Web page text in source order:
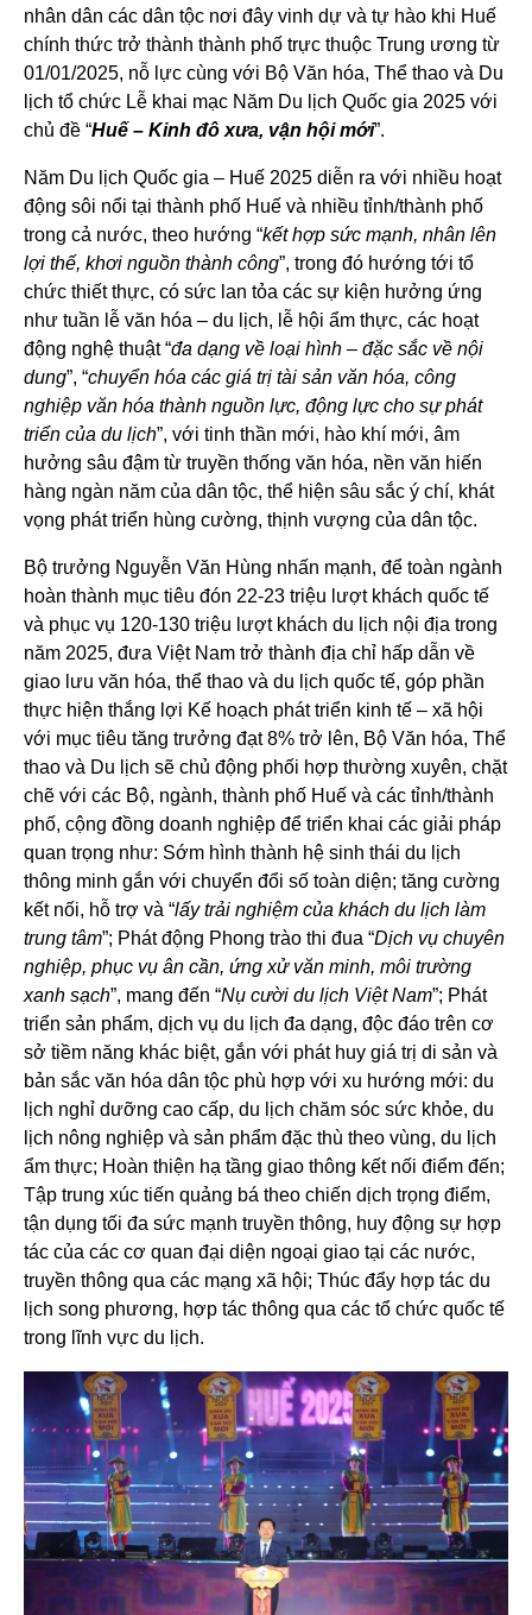
nhân dân các dân tộc nơi đây vinh dự và tự hào khi Huế
chính thức trở thành thành phố trực thuộc Trung ương từ
01/01/2025, nỗ lực cùng với Bộ Văn hóa, Thể thao và Du
lịch tổ chức Lễ khai mạc Năm Du lịch Quốc gia 2025 với
chủ đề “Huế – Kinh đô xưa, vận hội mới”.
Năm Du lịch Quốc gia – Huế 2025 diễn ra với nhiều hoạt
động sôi nổi tại thành phố Huế và nhiều tỉnh/thành phố
trong cả nước, theo hướng “kết hợp sức mạnh, nhân lên
lợi thế, khơi nguồn thành công”, trong đó hướng tới tổ
chức thiết thực, có sức lan tỏa các sự kiện hưởng ứng
như tuần lễ văn hóa – du lịch, lễ hội ẩm thực, các hoạt
động nghệ thuật “đa dạng về loại hình – đặc sắc về nội
dung”, “chuyển hóa các giá trị tài sản văn hóa, công
nghiệp văn hóa thành nguồn lực, động lực cho sự phát
triển của du lịch”, với tinh thần mới, hào khí mới, âm
hưởng sâu đậm từ truyền thống văn hóa, nền văn hiến
hàng ngàn năm của dân tộc, thể hiện sâu sắc ý chí, khát
vọng phát triển hùng cường, thịnh vượng của dân tộc.
Bộ trưởng Nguyễn Văn Hùng nhấn mạnh, để toàn ngành
hoàn thành mục tiêu đón 22-23 triệu lượt khách quốc tế
và phục vụ 120-130 triệu lượt khách du lịch nội địa trong
năm 2025, đưa Việt Nam trở thành địa chỉ hấp dẫn về
giao lưu văn hóa, thể thao và du lịch quốc tế, góp phần
thực hiện thắng lợi Kế hoạch phát triển kinh tế – xã hội
với mục tiêu tăng trưởng đạt 8% trở lên, Bộ Văn hóa, Thể
thao và Du lịch sẽ chủ động phối hợp thường xuyên, chặt
chẽ với các Bộ, ngành, thành phố Huế và các tỉnh/thành
phố, cộng đồng doanh nghiệp để triển khai các giải pháp
quan trọng như: Sớm hình thành hệ sinh thái du lịch
thông minh gắn với chuyển đổi số toàn diện; tăng cường
kết nối, hỗ trợ và “lấy trải nghiệm của khách du lịch làm
trung tâm”; Phát động Phong trào thi đua “Dịch vụ chuyên
nghiệp, phục vụ ân cần, ứng xử văn minh, môi trường
xanh sạch”, mang đến “Nụ cười du lịch Việt Nam”; Phát
triển sản phẩm, dịch vụ du lịch đa dạng, độc đáo trên cơ
sở tiềm năng khác biệt, gắn với phát huy giá trị di sản và
bản sắc văn hóa dân tộc phù hợp với xu hướng mới: du
lịch nghỉ dưỡng cao cấp, du lịch chăm sóc sức khỏe, du
lịch nông nghiệp và sản phẩm đặc thù theo vùng, du lịch
ẩm thực; Hoàn thiện hạ tầng giao thông kết nối điểm đến;
Tập trung xúc tiến quảng bá theo chiến dịch trọng điểm,
tận dụng tối đa sức mạnh truyền thông, huy động sự hợp
tác của các cơ quan đại diện ngoại giao tại các nước,
truyền thông qua các mạng xã hội; Thúc đẩy hợp tác du
lịch song phương, hợp tác thông qua các tổ chức quốc tế
trong lĩnh vực du lịch.